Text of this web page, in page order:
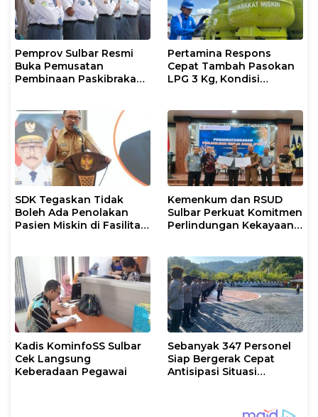
Pemprov Sulbar Resmi
Buka Pemusatan
Pembinaan Paskibraka
Pertamina Respons
Cepat Tambah Pasokan
LPG 3 Kg, Kondisi
SDK Tegaskan Tidak
Boleh Ada Penolakan
Pasien Miskin di Fasilitas
Kemenkum dan RSUD
Sulbar Perkuat Komitmen
Perlindungan Kekayaan
Kadis KominfoSS Sulbar
Cek Langsung
Keberadaan Pegawai
Sebanyak 347 Personel
Siap Bergerak Cepat
Antisipasi Situasi